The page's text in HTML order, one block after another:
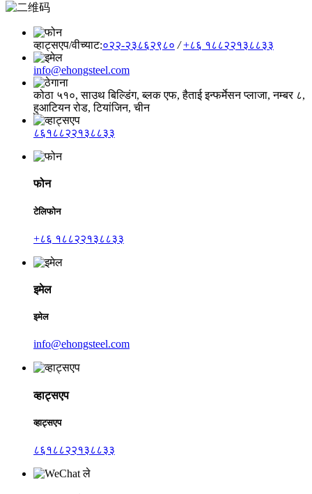
व्हाट्सएप/वीच्याट:०२२-२३८६२९८० / +८६ १८८२२१३८८३३
info@ehongsteel.com
कोठा ५१०, साउथ बिल्डिंग, ब्लक एफ, हैताई इन्फर्मेसन प्लाजा, नम्बर ८,
हुआटियन रोड, टियांजिन, चीन
८६१८८२२१३८८३३
फोन
टेलिफोन
+८६ १८८२२१३८८३३
इमेल
इमेल
info@ehongsteel.com
व्हाट्सएप
व्हाट्सएप
८६१८८२२१३८८३३